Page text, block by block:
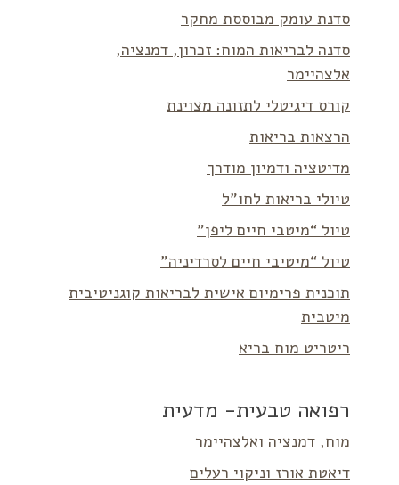
סדנת עומק מבוססת מחקר
סדנה לבריאות המוח: זכרון, דמנציה,
אלצהיימר
קורס דיגיטלי לתזונה מצוינת
הרצאות בריאות
מדיטציה ודמיון מודרך
טיולי בריאות לחו”ל
טיול “מיטבי חיים ליפן”
טיול “מיטיבי חיים לסרדיניה”
תוכנית פרימיום אישית לבריאות קוגניטיבית
מיטבית
ריטריט מוח בריא
רפואה טבעית- מדעית
מוח, דמנציה ואלצהיימר
דיאטת אורז וניקוי רעלים